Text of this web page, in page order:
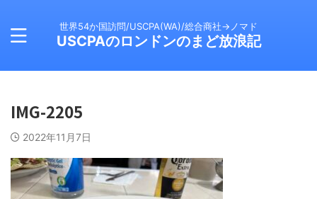
世界54か国訪問/USCPA(WA)/総合商社→ノマド
USCPAのロンドンのまど放浪記
IMG-2205
2022年11月7日